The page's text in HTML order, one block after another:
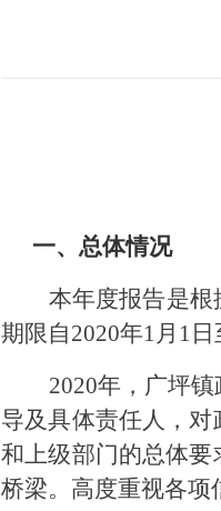
一、总体情况
本年度报告是
期限自2020年1月 1 日
2020年，广坪镇
导及具体责任人，对
和上级部门的总体
桥梁。高度重视各项